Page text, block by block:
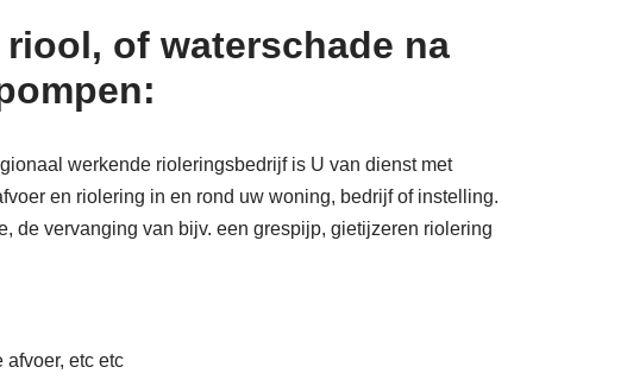
of waterschade na
werkende rioleringsbedrijf is U van dienst met
en riolering in en rond uw woning, bedrijf of instelling.
de vervanging van bijv. een grespijp, gietijzeren riolering
etc etc